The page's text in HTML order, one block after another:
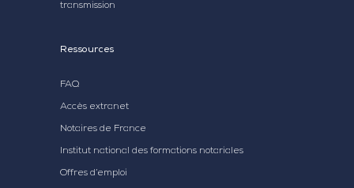
transmission
Ressources
FAQ
Accès extranet
Notaires de France
Institut national des formations notariales
Offres d’emploi